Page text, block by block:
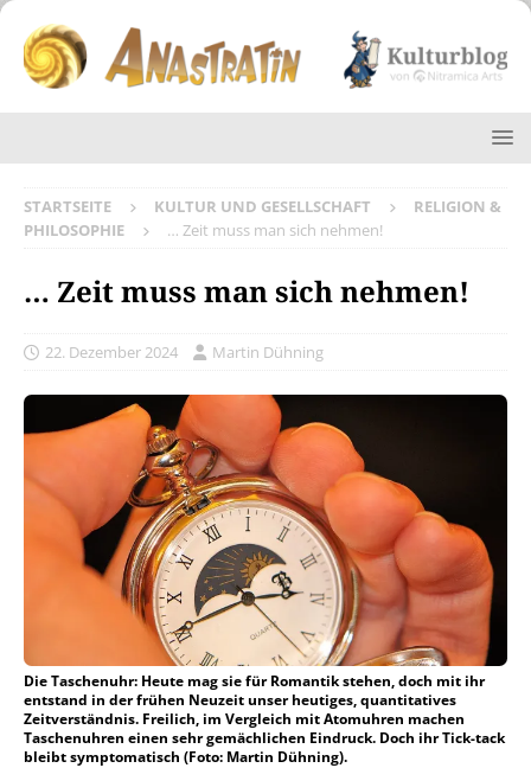
STARTSEITE KULTUR UND GESELLSCHAFT
RELIGION &
PHILOSOPHIE
… Zeit muss man sich nehmen!
… Zeit muss man sich nehmen!
22. Dezember 2024 Martin Dühning
Die Taschenuhr: Heute mag sie für Romantik stehen, doch mit ihr
entstand in der frühen Neuzeit unser heutiges, quantitatives
Zeitverständnis. Freilich, im Vergleich mit Atomuhren machen
Taschenuhren einen sehr gemächlichen Eindruck. Doch ihr Tick-tack
bleibt symptomatisch (Foto: Martin Dühning).